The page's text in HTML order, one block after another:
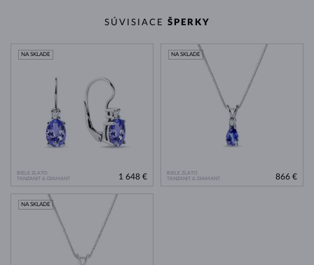
SÚVISIACE ŠPERKY
BIELE ZLATO
TANZANIT & DIAMANT
NA SKLADE
1 648 €
BIELE ZLATO
TANZANIT & DIAMANT
NA SKLADE
866 €
NA SKLADE